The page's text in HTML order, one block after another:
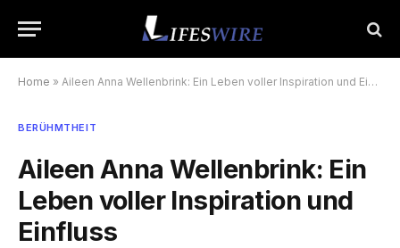
Home » Aileen Anna Wellenbrink: Ein Leben voller Inspiration und Einfluss
BERÜHMTHEIT
Aileen Anna Wellenbrink: Ein
Leben voller Inspiration und
Einfluss